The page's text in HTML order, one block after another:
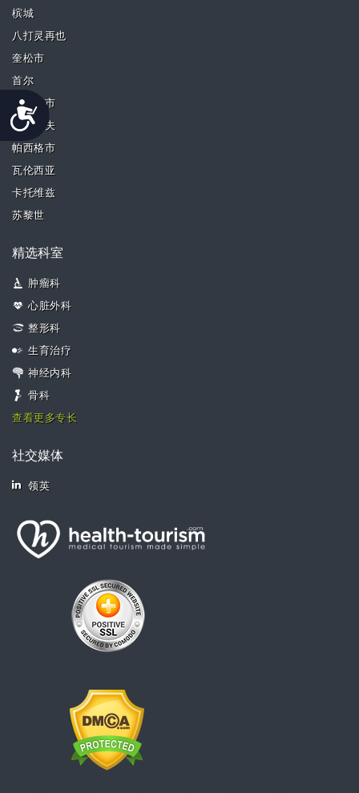
Accessibility
槟城
八打灵再也
奎松市
首尔
新加坡市
特拉维夫
帕西格市
瓦伦西亚
卡托维兹
苏黎世
精选科室
肿瘤科
心脏外科
整形科
生育治疗
神经内科
骨科
查看更多专长
社交媒体
领英